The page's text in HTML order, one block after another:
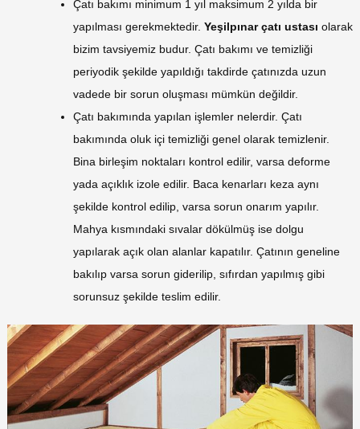
Çatı bakımı minimum 1 yıl maksimum 2 yılda bir
yapılması gerekmektedir. Yeşilpınar çatı ustası olarak
bizim tavsiyemiz budur. Çatı bakımı ve temizliği
periyodik şekilde yapıldığı takdirde çatınızda uzun
vadede bir sorun oluşması mümkün değildir.
Çatı bakımında yapılan işlemler nelerdir. Çatı
bakımında oluk içi temizliği genel olarak temizlenir.
Bina birleşim noktaları kontrol edilir, varsa deforme
yada açıklık izole edilir. Baca kenarları keza aynı
şekilde kontrol edilip, varsa sorun onarım yapılır.
Mahya kısmındaki sıvalar dökülmüş ise dolgu
yapılarak açık olan alanlar kapatılır. Çatının geneline
bakılıp varsa sorun giderilip, sıfırdan yapılmış gibi
sorunsuz şekilde teslim edilir.